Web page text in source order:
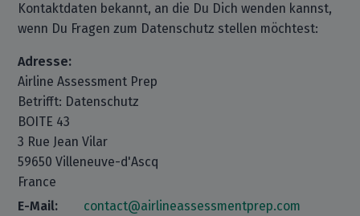
Kontaktdaten bekannt, an die Du Dich wenden kannst,
wenn Du Fragen zum Datenschutz stellen möchtest:
Adresse:
Airline Assessment Prep
Betrifft: Datenschutz
BOITE 43
3 Rue Jean Vilar
59650 Villeneuve-d'Ascq
France
E-Mail:
contact@airlineassessmentprep.com